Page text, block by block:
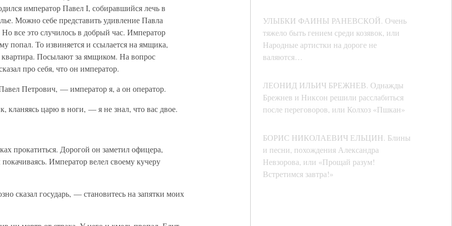
УЛЫБКИ ФАИНЫ РАНЕВСКОЙ. Очень
тяжело быть гением среди козявок, или
Народные артистки на дороге не
валяются…
ЛЕОНИД ИЛЬИЧ БРЕЖНЕВ. Однажды
Брежнев и Никсон решили расслабиться
после переговоров, или Колхоз «Пшкан»
БОРИС НИКОЛАЕВИЧ ЕЛЬЦИН. Блины
и песни, похождения Александра
Невзорова, или «Прощай разум!
Встретимся завтра!»
император Павел I, собиравшийся лечь в
Можно себе представить удивление Павла
все это случилось в добрый час. Император
попал. То извиняется и ссылается на ямщика,
квартира. Посылают за ямщиком. На вопрос
про себя, что он император.
Петрович, — император я, а он оператор.
царю в ноги, — я не знал, что вас двое.
прокатиться. Дорогой он заметил офицера,
Император велел своему кучеру
сказал государь, — становитесь на запятки моих